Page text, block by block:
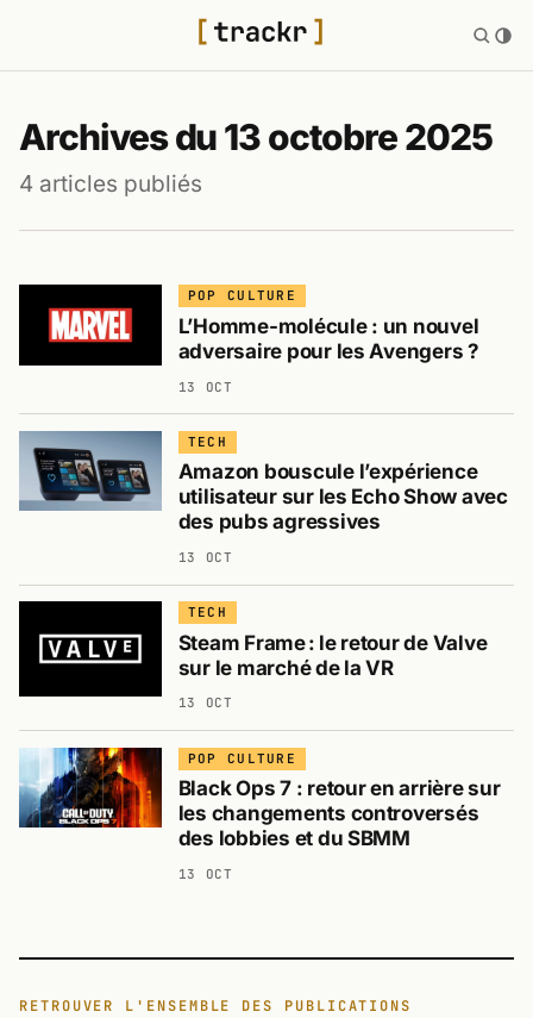
Archives du 13 octobre 2025
4 articles publiés
POP CULTURE
L’Homme-molécule : un nouvel
adversaire pour les Avengers ?
13 OCT
TECH
Amazon bouscule l’expérience
utilisateur sur les Echo Show avec
des pubs agressives
13 OCT
TECH
Steam Frame : le retour de Valve
sur le marché de la VR
13 OCT
POP CULTURE
Black Ops 7 : retour en arrière sur
les changements controversés
des lobbies et du SBMM
13 OCT
RETROUVER L'ENSEMBLE DES PUBLICATIONS